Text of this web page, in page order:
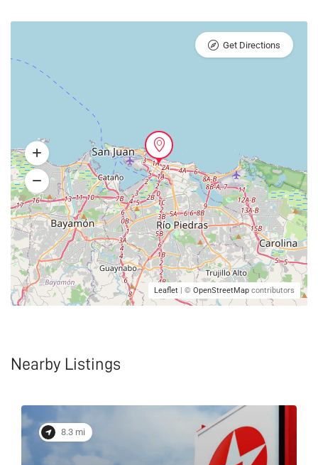
Leaflet | © OpenStreetMap contributors
Get Directions
Nearby Listings
8.3 mi